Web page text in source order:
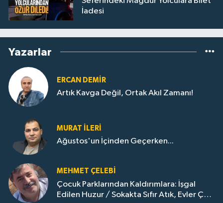
İadesi
Yazarlar
ERCAN DEMIR
Artık Kavga Değil, Ortak Akıl Zamanı!
MURAT İLERI
Ağustos'un İçinden Geçerken...
MEHMET ÇELEBI
Çocuk Parklarından Kaldırımlara: İşgal
Edilen Huzur / Sokakta Sıfır Atık, Evler Çöp